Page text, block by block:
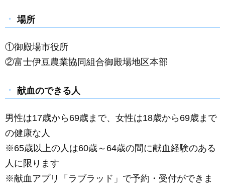
場所
①御殿場市役所
②富士伊豆農業協同組合御殿場地区本部
献血のできる人
男性は17歳から69歳まで、女性は18歳から69歳まで
の健康な人
※65歳以上の人は60歳～64歳の間に献血経験のある
人に限ります
※献血アプリ「ラブラッド」で予約・受付ができま